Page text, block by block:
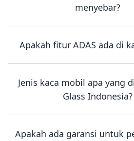
menyebar?
Apakah fitur ADAS ada di
Jenis kaca mobil apa yang
Glass Indonesia?
Apakah ada garansi untuk